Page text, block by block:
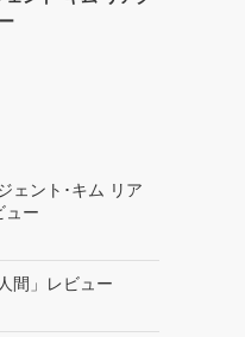
ェント･キム リア
ュー
間」レビュー